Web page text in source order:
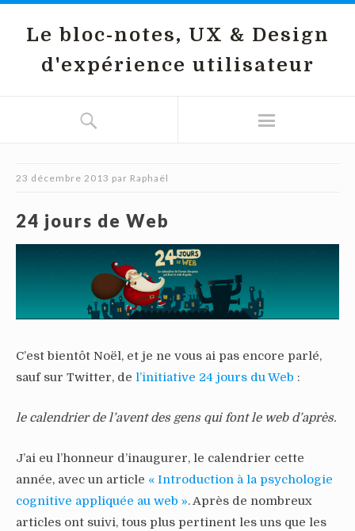
Le bloc-notes, UX & Design
d'expérience utilisateur
23 décembre 2013 par Raphaël
24 jours de Web
C’est bientôt Noël, et je ne vous ai pas encore parlé,
sauf sur Twitter, de l’initiative 24 jours du Web :
le calendrier de l’avent des gens qui font le web d’après.
J’ai eu l’honneur d’inaugurer, le calendrier cette
année, avec un article « Introduction à la psychologie
cognitive appliquée au web ». Après de nombreux
articles ont suivi, tous plus pertinent les uns que les